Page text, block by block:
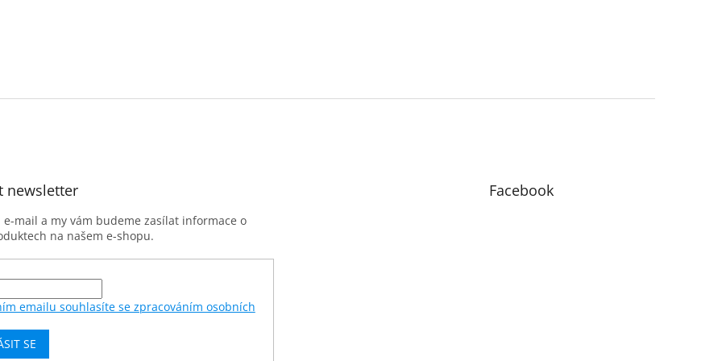
newsletter
e-mail a my vám budeme zasílat informace o
na našem e-shopu.
emailu souhlasíte se zpracováním osobních
SE
Facebook